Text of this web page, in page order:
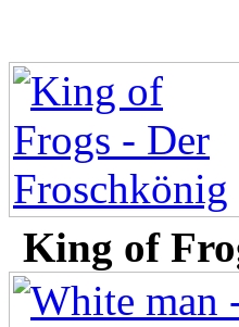
King of